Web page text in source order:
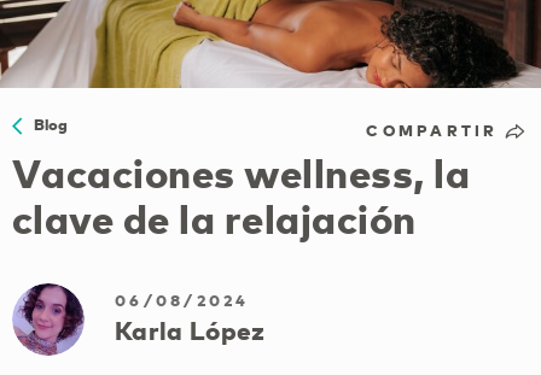
Blog COMPARTIR
Vacaciones wellness, la
clave de la relajación
06/08/2024
Karla López